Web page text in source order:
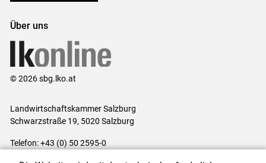
Über uns
© 2026 sbg.lko.at
Landwirtschaftskammer Salzburg
Schwarzstraße 19, 5020 Salzburg
Telefon: +43 (0) 50 2595-0